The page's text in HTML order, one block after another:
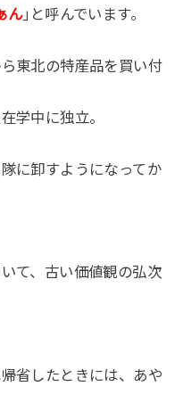
ん｣と呼んでいます。
東北の特産品を買い付
学中に独立。
に卸すようになってか
て、古い価値観の弘次
省したときには、あや